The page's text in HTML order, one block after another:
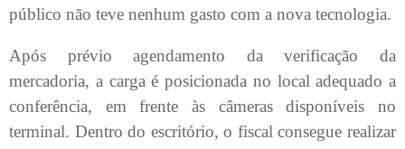
público não teve nenhum gasto com a nova tecnologia.
Após prévio agendamento da verificação da
mercadoria, a carga é posicionada no local adequado a
conferência, em frente às câmeras disponíveis no
terminal. Dentro do escritório, o fiscal consegue realizar